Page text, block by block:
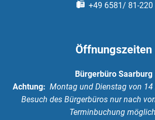
+49 6581/ 81-220
Öffnungszeiten
Bürgerbüro Saarburg
Achtung: Montag und Dienstag von 14
Besuch des Bürgerbüros nur nach
Terminbuchung